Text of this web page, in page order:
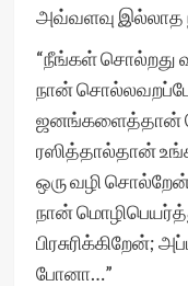
அவ்வளவு இல்லாத
“நீங்கள் சொல்றது
நான்
ஜனங்களைத்தான்
ரஸித்தால்தான்
ஒரு வழி
நான்
பிரசுரிக்கிறேன்;
போனா…”